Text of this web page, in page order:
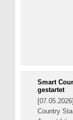
Smart
gestartet
Country